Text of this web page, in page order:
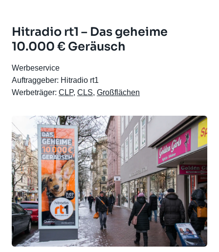
Hitradio rt1 – Das geheime
10.000 € Geräusch
Werbeservice
Auftraggeber: Hitradio rt1
Werbeträger: CLP, CLS, Großflächen